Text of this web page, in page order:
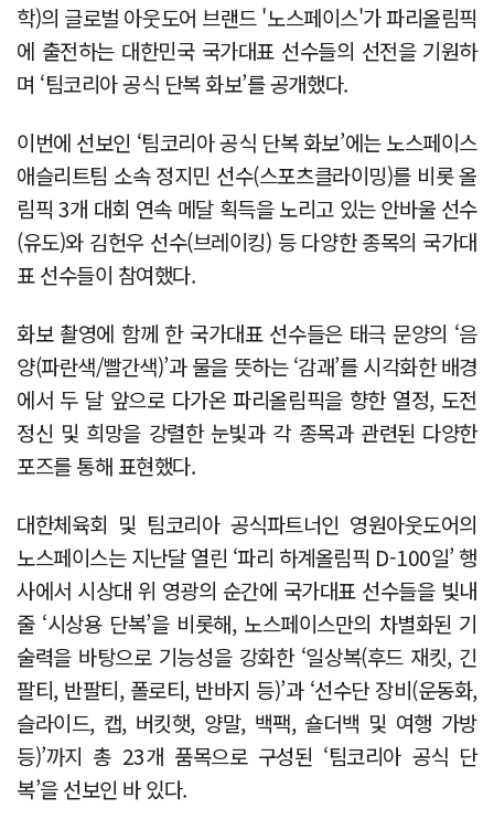
학)의 글로벌 아웃도어 브랜드 '노스페이스'가 파리올림픽
에 출전하는 대한민국 국가대표 선수들의 선전을 기원하
며 ‘팀코리아 공식 단복 화보’를 공개했다.
이번에 선보인 ‘팀코리아 공식 단복 화보’에는 노스페이스
애슬리트팀 소속 정지민 선수(스포츠클라이밍)를 비롯 올
림픽 3개 대회 연속 메달 획득을 노리고 있는 안바울 선수
(유도)와 김헌우 선수(브레이킹) 등 다양한 종목의 국가대
표 선수들이 참여했다.
화보 촬영에 함께 한 국가대표 선수들은 태극 문양의 ‘음
양(파란색/빨간색)’과 물을 뜻하는 ‘감괘’를 시각화한 배경
에서 두 달 앞으로 다가온 파리올림픽을 향한 열정, 도전
정신 및 희망을 강렬한 눈빛과 각 종목과 관련된 다양한
포즈를 통해 표현했다.
대한체육회 및 팀코리아 공식파트너인 영원아웃도어의
노스페이스는 지난달 열린 ‘파리 하계올림픽 D-100일’ 행
사에서 시상대 위 영광의 순간에 국가대표 선수들을 빛내
줄 ‘시상용 단복’을 비롯해, 노스페이스만의 차별화된 기
술력을 바탕으로 기능성을 강화한 ‘일상복(후드 재킷, 긴
팔티, 반팔티, 폴로티, 반바지 등)’과 ‘선수단 장비(운동화,
슬라이드, 캡, 버킷햇, 양말, 백팩, 숄더백 및 여행 가방
등)’까지 총 23개 품목으로 구성된 ‘팀코리아 공식 단
복’을 선보인 바 있다.